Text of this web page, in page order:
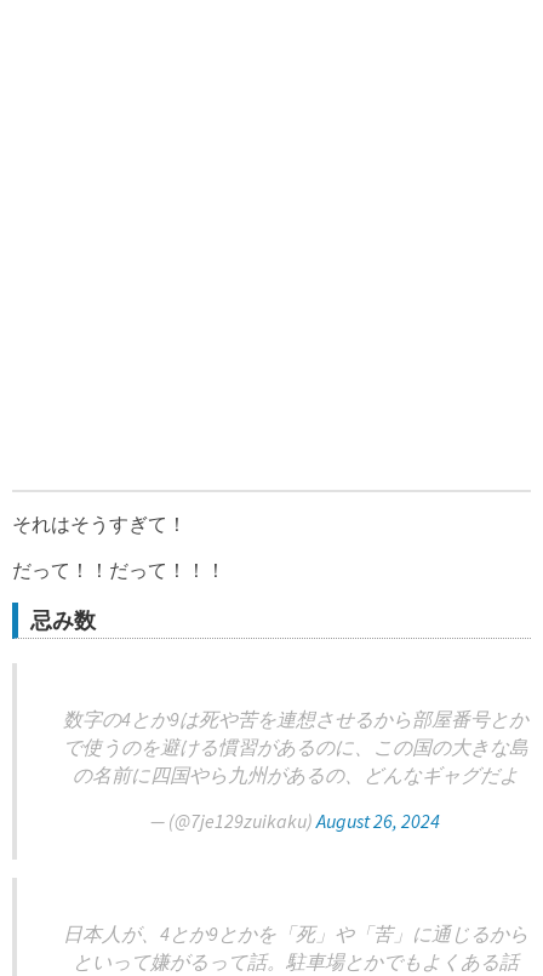
それはそうすぎて！
だって！！だって！！！
忌み数
数字の4とか9は死や苦を連想させるから部屋番号とか
で使うのを避ける慣習があるのに、この国の大きな島
の名前に四国やら九州があるの、どんなギャグだよ
— (@7je129zuikaku)August 26, 2024
日本人が、4とか9とかを「死」や「苦」に通じるから
といって嫌がるって話。駐車場とかでもよくある話